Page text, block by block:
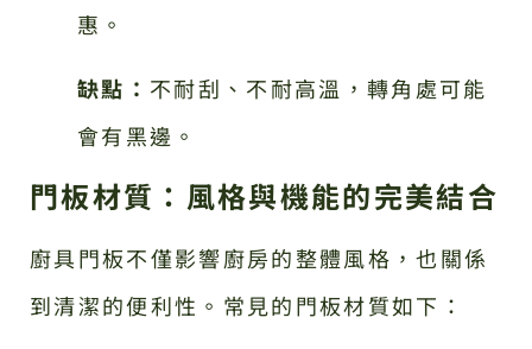
惠。
缺點： 不耐刮、不耐高溫，轉角處可能
會有黑邊。
門板材質：風格與機能的完美結合
廚具門板不僅影響廚房的整體風格，也關係
到清潔的便利性。常見的門板材質如下：